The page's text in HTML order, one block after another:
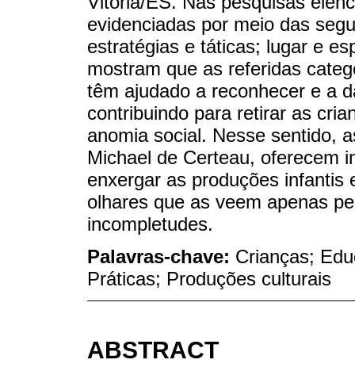
evidenciadas por meio das
estratégias e táticas; lugar e
mostram que as referidas
têm ajudado a reconhecer e a
contribuindo para retirar as
anomia social. Nesse sentido,
Michael de Certeau, oferecem
enxergar as produções infantis
olhares que as veem apenas
incompletudes.
Palavras-chave: Crianças;
Práticas; Produções culturais
ABSTRACT